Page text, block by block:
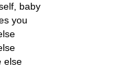
baby
you
else